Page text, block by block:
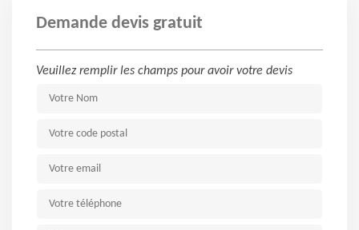
Demande devis gratuit
Veuillez remplir les champs pour avoir votre devis